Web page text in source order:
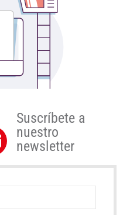
Suscríbete a
nuestro
newsletter